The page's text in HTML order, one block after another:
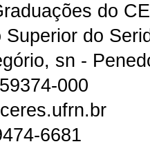
do
do
sn -
000
6681